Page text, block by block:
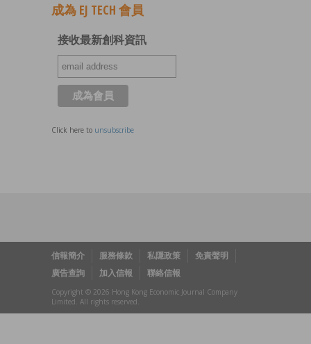
成為 EJ TECH 會員
接收最新創科資訊
Click here to unsubscribe
信報簡介 服務條款 私隱政策
免責聲明
廣告查詢
加入信報 聯絡信報
Copyright © 2026 Hong Kong Economic Journal Company
Limited. All rights reserved.